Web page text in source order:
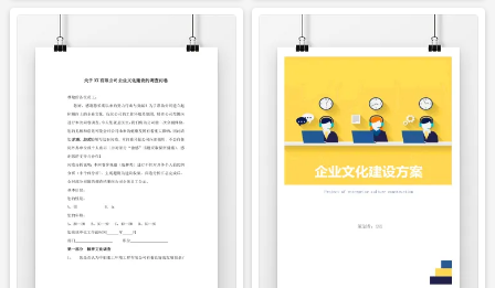
立即下载 立即下载